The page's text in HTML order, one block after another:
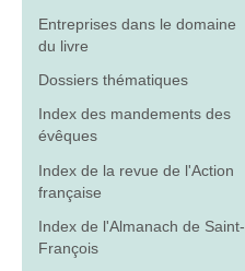
Entreprises dans le domaine
du livre
Dossiers thématiques
Index des mandements des
évêques
Index de la revue de l'Action
française
Index de l'Almanach de Saint-
François